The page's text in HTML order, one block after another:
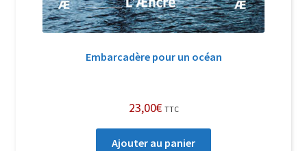
Embarcadère pour un océan
23,00€ TTC
Ajouter au panier